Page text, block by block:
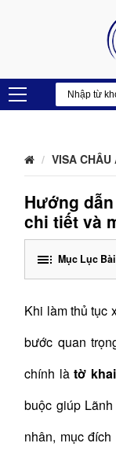
VISA CHÂU
Hướng
chi tiết và
Mục Lục
Khi làm thủ tục
bước quan
chính làtờ
buộc giúp
nhân, mục